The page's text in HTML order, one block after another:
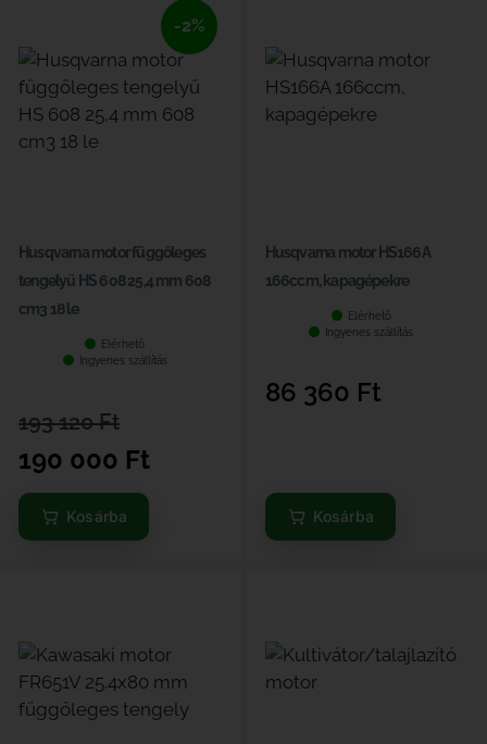
-2%
Husqvarna motor függőleges
tengelyű HS 608 25,4 mm 608
cm3 18 le
Elérhető
Ingyenes szállítás
193 120Ft
190 000 Ft
Kosárba
Husqvarna motor HS166A
166ccm, kapagépekre
Elérhető
Ingyenes szállítás
86 360 Ft
Kosárba